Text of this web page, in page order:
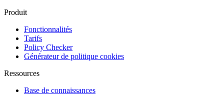
Produit
Fonctionnalités
Tarifs
Policy Checker
Générateur de politique cookies
Ressources
Base de connaissances